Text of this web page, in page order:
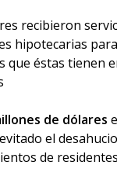
recibieron
hipotecarias
que éstas tienen
de dólares
el
de